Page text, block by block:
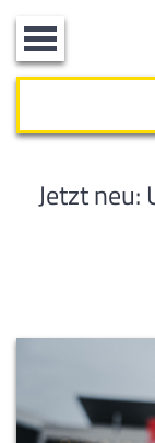
Toggle
navigation
Jetzt neu: